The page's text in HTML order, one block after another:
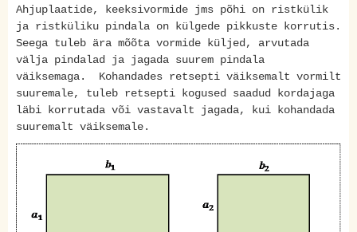
Ahjuplaatide, keeksivormide jms põhi on ristkülik
ja ristküliku pindala on külgede pikkuste korrutis.
Seega tuleb ära mõõta vormide küljed, arvutada
välja pindalad ja jagada suurem pindala
väiksemaga. Kohandades retsepti väiksemalt vormilt
suuremale, tuleb retsepti kogused saadud kordajaga
läbi korrutada või vastavalt jagada, kui kohandada
suuremalt väiksemale.